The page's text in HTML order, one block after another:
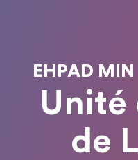
EHPAD
Unité
de